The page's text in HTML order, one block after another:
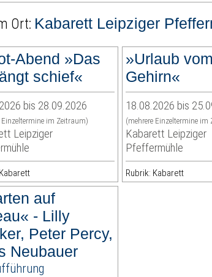
Ort: Kabarett Leipziger
Abend »Das
schief«
bis 28.09.2026
Einzeltermine im Zeitraum)
Leipziger
»Urlaub vom
Gehirn«
18.08.2026 bis
(mehrere Einzeltermine im
Kabarett Leipziger
Pfeffermühle
Rubrik: Kabarett
auf
- Lilly
Peter Percy,
Neubauer